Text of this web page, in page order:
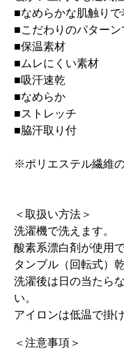
■なめらかな肌触り
■こだわりのパター
■保温素材
■ムレにくい素材
■吸汗速乾
■なめらか
■ストレッチ
■脇汗取り付
※ポリエステル繊維
＜取扱い方法＞
洗濯機で洗えます。
酸素系漂白剤が使用で
タンブル（回転式）
洗濯後は日の当たら
い。
アイロンは低温で掛
＜注意事項＞